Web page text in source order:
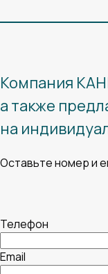
Компания
а также
на
Оставьте номер и
Телефон
Email